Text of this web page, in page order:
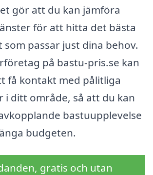
gör att du kan jämföra
för att hitta det bästa
passar just dina behov.
på bastu-pris.se kan
få kontakt med pålitliga
i ditt område, så att du kan
bastuupplevelse
budgeten.
gratis och utan